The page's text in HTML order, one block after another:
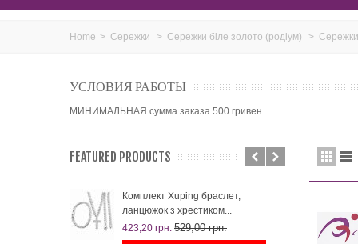
Home > Сережки > Сережки біле золото (родіум) > Сережки
УСЛОВИЯ РАБОТЫ
МИНИМАЛЬНАЯ сумма заказа 500 гривен.
FEATURED PRODUCTS
Комплект Xuping браслет,
ланцюжок з хрестиком...
423,20 грн. 529,00 грн.